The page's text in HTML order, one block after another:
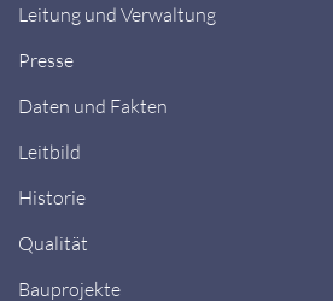
Leitung und Verwaltung
Presse
Daten und Fakten
Leitbild
Historie
Qualität
Bauprojekte